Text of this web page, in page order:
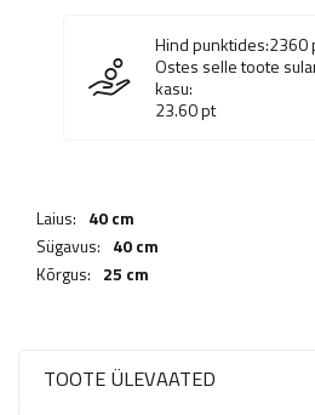
Hind punktides:2360
Ostes selle toote
kasu:
23.60pt
Laius: 40 cm
Sügavus: 40 cm
Kõrgus: 25 cm
TOOTE ÜLEVAATED